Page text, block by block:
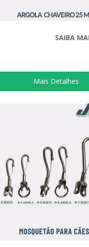
SAIBA
Mais Detalhes
Acessório utilizado para
+ DETALHES